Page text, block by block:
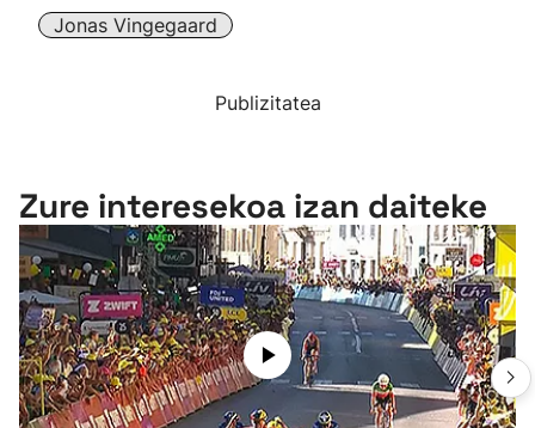
Jonas Vingegaard
Publizitatea
Zure interesekoa izan daiteke